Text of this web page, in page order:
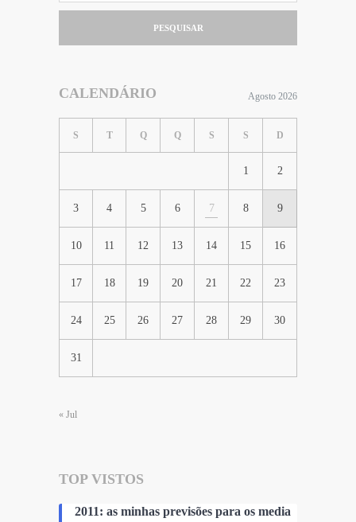
PESQUISAR
CALENDÁRIO Agosto 2026
S T Q Q S S D
1 2
3 4 5 6 7 8 9
10 11 12 13 14 15 16
17 18 19 20 21 22 23
24 25 26 27 28 29 30
31
« Jul
TOP VISTOS
2011: as minhas previsões para os media